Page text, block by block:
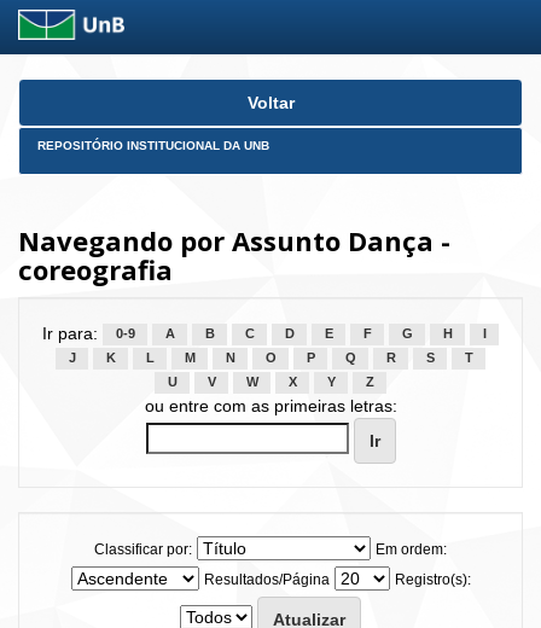
Skip
Voltar
REPOSITÓRIO INSTITUCIONAL DA UNB
Navegando por Assunto Dança -
coreografia
Ir para: 0-9 A B C D E F G H
J
K L M N O P Q R S
T
U
V W X Y Z
ou entre com as primeiras letras:
Classificar por:
Em ordem:
Resultados/Página
Registro(s):